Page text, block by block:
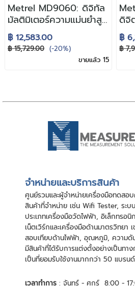
Metrel MD9060: ดิจิทัล
มัลติมิเตอร์ความแม่นยำสูง
ระดับอุตสาหกรรม
฿ 12,583.00
฿ 15,729.00 (-20%)
ขายแล้ว 15
ดิจิ
งา
฿
฿
จําหน่ายและบริการสินค้า
ศูนย์รวมและผู้จําหน่ายเครื่องมือทดส
สินค้าที่จําหน่าย เช่น Wifi Tester, ระบ
ประเภทเครื่องมือวัดไฟฟ้า, อิเล็กทรอนิ
เน็ตเวิร์กและเครื่องมือด้านมาตรวิทยา
สอบเทียบด้านไฟฟ้า, อุณหภูมิ, ความดั
มีสินค้าที่ได้รับการแต่งตั้งอย่างเป็นทาง
เป็นที่ยอมรับใช้งานมากกว่า 50 แบรน
เวลาทำการ : จันทร์ - ศุกร์ 8:00 -